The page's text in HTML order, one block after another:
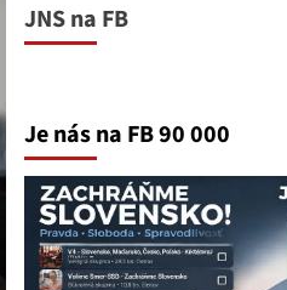
JNS na FB
Je nás na FB 90 000